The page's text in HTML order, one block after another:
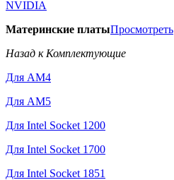
NVIDIA
Материнские платыПросмотреть
Назад к Комплектующие
Для AM4
Для AM5
Для Intel Socket 1200
Для Intel Socket 1700
Для Intel Socket 1851